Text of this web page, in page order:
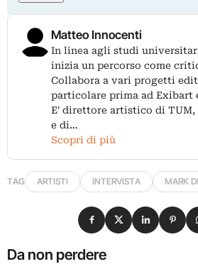
Matteo Innocenti
In linea agli studi
inizia un percorso come
Collabora a vari progetti
particolare prima ad Exibart
E' direttore artistico di
e di…
Scopri di più
TAG ARTISTI INTERVISTA MARK
Da non perdere
Condividi su
Condividi su X
Condividi